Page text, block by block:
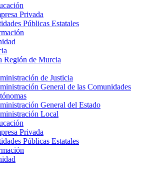
Privada
Públicas Estatales
Región de Murcia
de Justicia
General de las Comunidades
General del Estado
Local
Privada
Públicas Estatales